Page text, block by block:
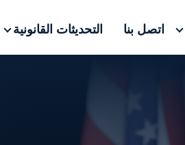
اتصل بنا التحديثات القانونية